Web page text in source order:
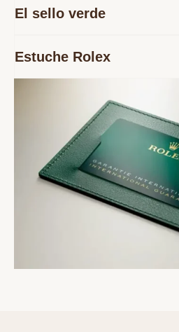
El sello verde
Estuche Rolex